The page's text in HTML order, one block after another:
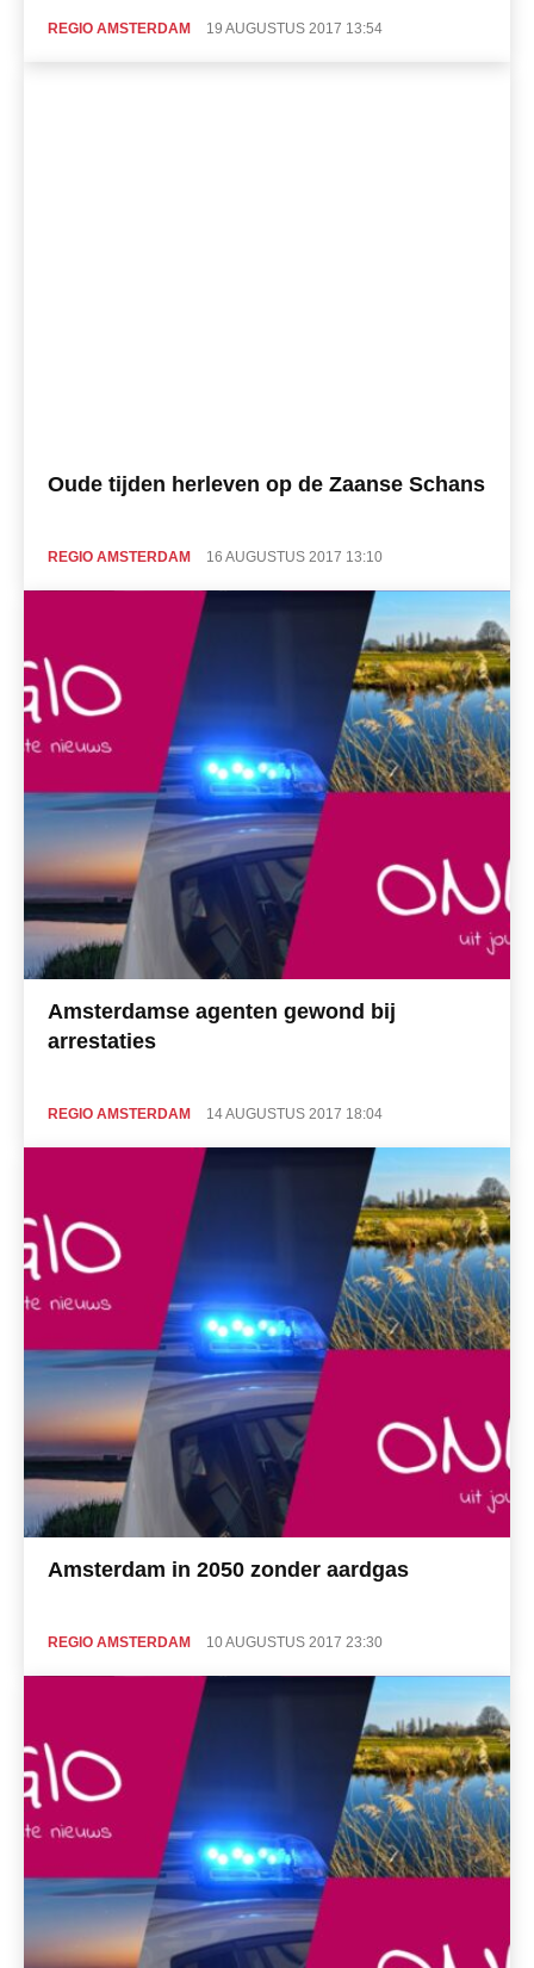
REGIO AMSTERDAM 19 AUGUSTUS 2017 13:54
Oude tijden herleven op de Zaanse Schans
REGIO AMSTERDAM 16 AUGUSTUS 2017 13:10
Amsterdamse agenten gewond bij
arrestaties
REGIO AMSTERDAM 14 AUGUSTUS 2017 18:04
Amsterdam in 2050 zonder aardgas
REGIO AMSTERDAM 10 AUGUSTUS 2017 23:30